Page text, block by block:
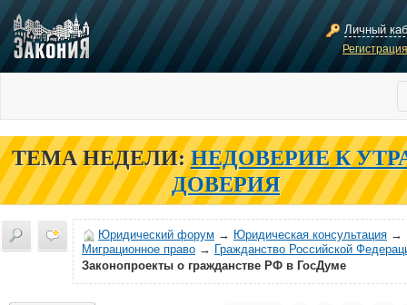
Личный
ТЕМА НЕДЕЛИ: НЕДОВЕРИЕ К
ДОВЕРИЯ
Юридический форум → Юридическая консультация →
Миграционное право → Гражданство Российской
Законопроекты о гражданстве РФ в ГосДуме